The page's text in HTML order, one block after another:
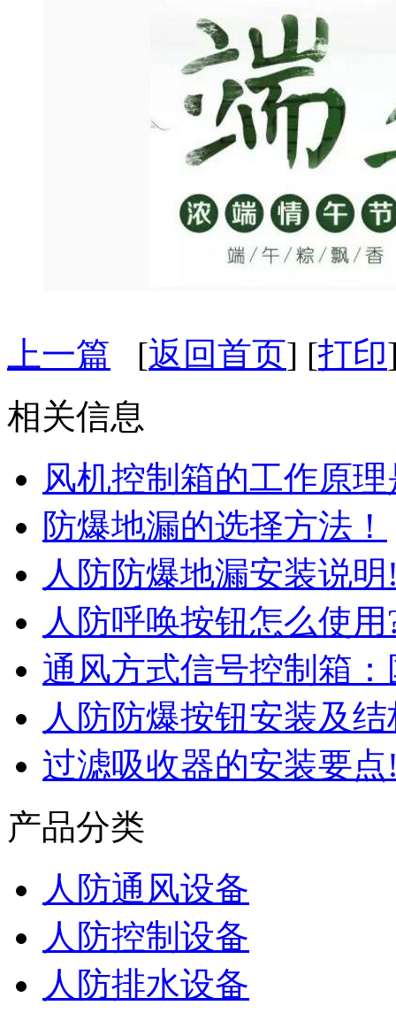
上一篇 [返回首页] [打印
相关信息
风机控制箱的工作原
防爆地漏的选择方法！
人防防爆地漏安装说
人防呼唤按钮怎么使用
通风方式信号控制箱
人防防爆按钮安装及
过滤吸收器的安装要点
产品分类
人防通风设备
人防控制设备
人防排水设备